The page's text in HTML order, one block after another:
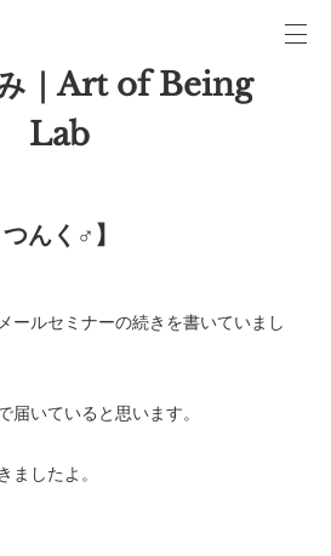
｜Art of Being
Lab
んく♂】
ールセミナーの続きを書いていまし
いていると思います。
ましたよ。